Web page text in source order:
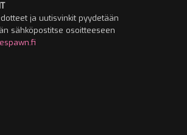
ja uutisvinkit pyydetään
sähköpostitse osoitteeseen